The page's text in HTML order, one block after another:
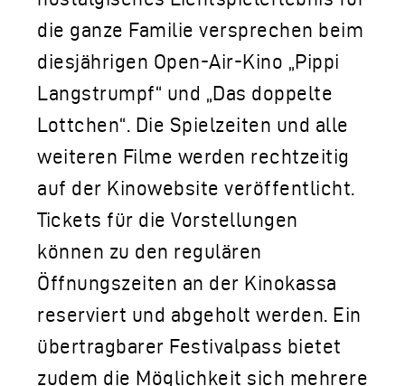
die ganze Familie versprechen beim
diesjährigen Open-Air-Kino „Pippi
Langstrumpf“ und „Das doppelte
Lottchen“. Die Spielzeiten und alle
weiteren Filme werden rechtzeitig
auf der Kinowebsite veröffentlicht.
Tickets für die Vorstellungen
können zu den regulären
Öffnungszeiten an der Kinokassa
reserviert und abgeholt werden. Ein
übertragbarer Festivalpass bietet
zudem die Möglichkeit sich mehrere